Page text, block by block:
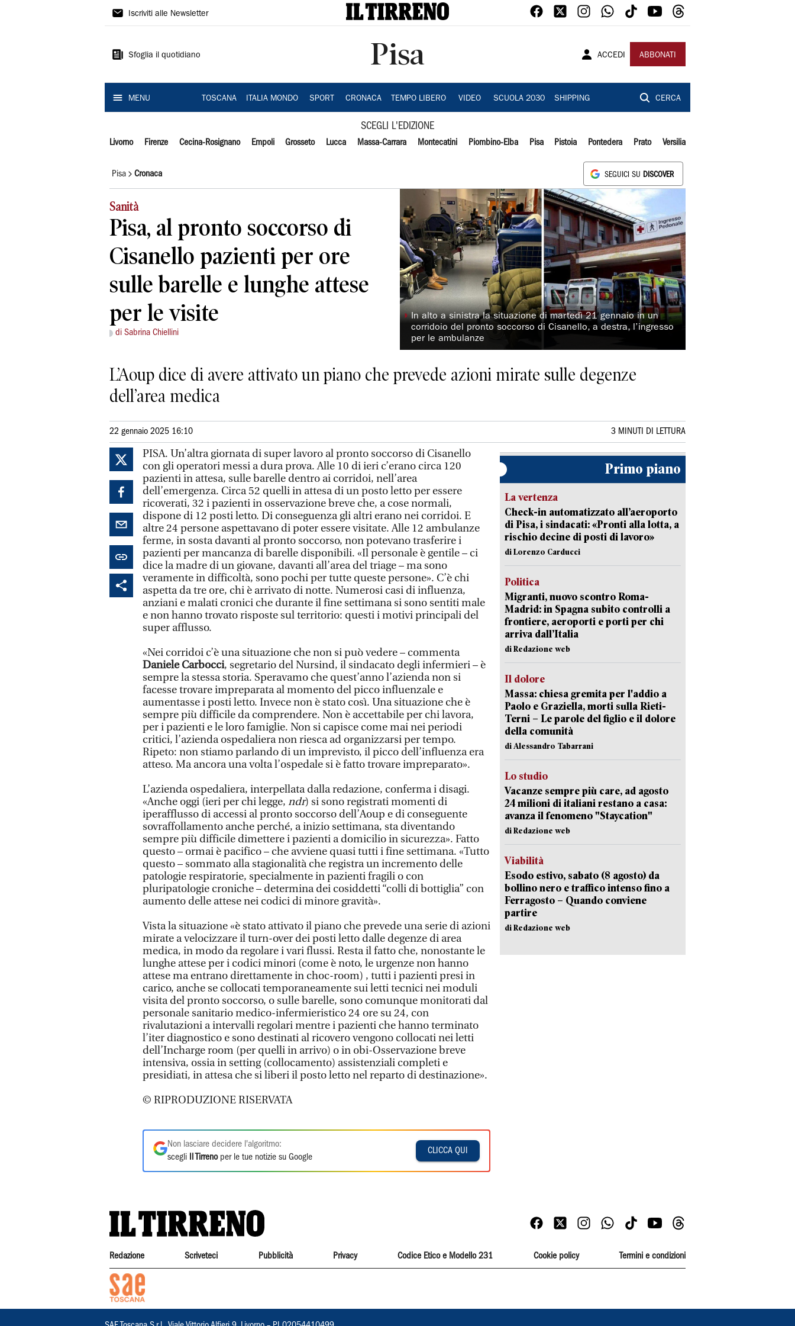
Il
Iscriviti alle Newsletter
Sfoglia il quotidiano Pisa ACCEDI ABBONATI
MENU TOSCANA ITALIA MONDO SPORT CRONACA TEMPO LIBERO VIDEO SCUOLA 2030 SHIPPING CERCA
SCEGLI L'EDIZIONE
Livorno Firenze Cecina-Rosignano Empoli Grosseto Lucca Massa-Carrara Montecatini Piombino-Elba Pisa Pistoia Pontedera Prato Versilia
Pisa Cronaca SEGUICI SU DISCOVER
Sanità
Pisa, al pronto soccorso di
Cisanello pazienti per ore
sulle barelle e lunghe attese
per le visite
di Sabrina Chiellini
◗In alto a sinistra la situazione di martedì 21 gennaio in un
corridoio del pronto soccorso di Cisanello, a destra, l’ingresso
per le ambulanze
L’Aoup dice di avere attivato un piano che prevede azioni mirate sulle degenze
dell’area medica
22 gennaio 2025 16:10 3 MINUTI DI LETTURA
PISA. Un’altra giornata di super lavoro al pronto soccorso di Cisanello
con gli operatori messi a dura prova. Alle 10 di ieri c’erano circa 120
pazienti in attesa, sulle barelle dentro ai corridoi, nell’area
dell’emergenza. Circa 52 quelli in attesa di un posto letto per essere
ricoverati, 32 i pazienti in osservazione breve che, a cose normali,
dispone di 12 posti letto. Di conseguenza gli altri erano nei corridoi. E
altre 24 persone aspettavano di poter essere visitate. Alle 12 ambulanze
ferme, in sosta davanti al pronto soccorso, non potevano trasferire i
pazienti per mancanza di barelle disponibili. «Il personale è gentile – ci
dice la madre di un giovane, davanti all’area del triage – ma sono
veramente in difficoltà, sono pochi per tutte queste persone». C’è chi
aspetta da tre ore, chi è arrivato di notte. Numerosi casi di influenza,
anziani e malati cronici che durante il fine settimana si sono sentiti male
e non hanno trovato risposte sul territorio: questi i motivi principali del
super afflusso.
«Nei corridoi c’è una situazione che non si può vedere – commenta
Daniele Carbocci, segretario del Nursind, il sindacato degli infermieri – è
sempre la stessa storia. Speravamo che quest’anno l’azienda non si
facesse trovare impreparata al momento del picco influenzale e
aumentasse i posti letto. Invece non è stato così. Una situazione che è
sempre più difficile da comprendere. Non è accettabile per chi lavora,
per i pazienti e le loro famiglie. Non si capisce come mai nei periodi
critici, l’azienda ospedaliera non riesca ad organizzarsi per tempo.
Ripeto: non stiamo parlando di un imprevisto, il picco dell’influenza era
atteso. Ma ancora una volta l’ospedale si è fatto trovare impreparato».
L’azienda ospedaliera, interpellata dalla redazione, conferma i disagi.
«Anche oggi (ieri per chi legge, ndr) si sono registrati momenti di
iperafflusso di accessi al pronto soccorso dell’Aoup e di conseguente
sovraffollamento anche perché, a inizio settimana, sta diventando
sempre più difficile dimettere i pazienti a domicilio in sicurezza». Fatto
questo – ormai è pacifico – che avviene quasi tutti i fine settimana. «Tutto
questo – sommato alla stagionalità che registra un incremento delle
patologie respiratorie, specialmente in pazienti fragili o con
pluripatologie croniche – determina dei cosiddetti “colli di bottiglia” con
aumento delle attese nei codici di minore gravità».
Vista la situazione «è stato attivato il piano che prevede una serie di azioni
mirate a velocizzare il turn-over dei posti letto dalle degenze di area
medica, in modo da regolare i vari flussi. Resta il fatto che, nonostante le
lunghe attese per i codici minori (come è noto, le urgenze non hanno
attese ma entrano direttamente in choc-room) , tutti i pazienti presi in
carico, anche se collocati temporaneamente sui letti tecnici nei moduli
visita del pronto soccorso, o sulle barelle, sono comunque monitorati dal
personale sanitario medico-infermieristico 24 ore su 24, con
rivalutazioni a intervalli regolari mentre i pazienti che hanno terminato
l’iter diagnostico e sono destinati al ricovero vengono collocati nei letti
dell’Incharge room (per quelli in arrivo) o in obi-Osservazione breve
intensiva, ossia in setting (collocamento) assistenziali completi e
presidiati, in attesa che si liberi il posto letto nel reparto di destinazione».
© RIPRODUZIONE RISERVATA
Non lasciare decidere l'algoritmo:
scegli
Il Tirrenoper le tue notizie su Google
CLICCA QUI
Primo piano
La vertenza
Check-in automatizzato all’aeroporto
di Pisa, i sindacati: «Pronti alla lotta, a
rischio decine di posti di lavoro»
di Lorenzo Carducci
Politica
Migranti, nuovo scontro Roma-
Madrid: in Spagna subito controlli a
frontiere, aeroporti e porti per chi
arriva dall’Italia
di Redazione web
Il dolore
Massa: chiesa gremita per l'addio a
Paolo e Graziella, morti sulla Rieti-
Terni – Le parole del figlio e il dolore
della comunità
di Alessandro Tabarrani
Lo studio
Vacanze sempre più care, ad agosto
24 milioni di italiani restano a casa:
avanza il fenomeno "Staycation"
di Redazione web
Viabilità
Esodo estivo, sabato (8 agosto) da
bollino nero e traffico intenso fino a
Ferragosto – Quando conviene
partire
di Redazione web
Redazione Scriveteci Pubblicità Privacy Codice Etico e Modello 231 Cookie policy Termini e condizioni